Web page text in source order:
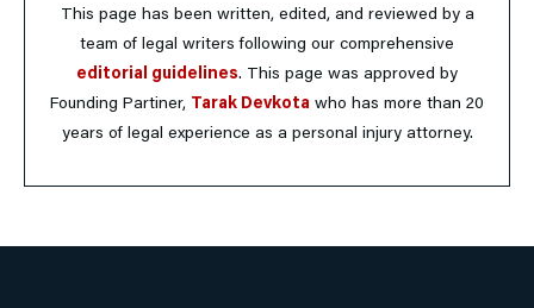
This page has been written, edited, and reviewed by a
team of legal writers following our comprehensive
editorial guidelines. This page was approved by
Founding Partiner, Tarak Devkota who has more than 20
years of legal experience as a personal injury attorney.